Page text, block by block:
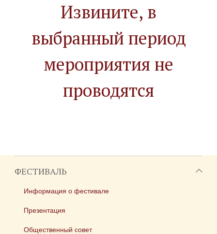
Извините, в
выбранный период
мероприятия не
проводятся
ФЕСТИВАЛЬ
Информация о фестивале
Презентация
Общественный совет